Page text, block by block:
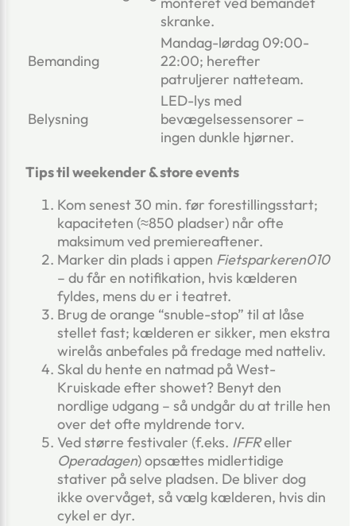
skranke.
Bemanding
Mandag-lørdag 09:00-
22:00; herefter
patruljerer natteteam.
Belysning
LED-lys med
bevægelsessensorer –
ingen dunkle hjørner.
Tips til weekender & store events
Kom senest 30 min. før forestillingsstart;
kapaciteten (≈850 pladser) når ofte
maksimum ved premiereaftener.
Marker din plads i appen Fietsparkeren010
– du får en notifikation, hvis kælderen
fyldes, mens du er i teatret.
Brug de orange “snuble-stop” til at låse
stellet fast; kælderen er sikker, men ekstra
wirelås anbefales på fredage med natteliv.
Skal du hente en natmad på West-
Kruiskade efter showet? Benyt den
nordlige udgang – så undgår du at trille hen
over det ofte myldrende torv.
Ved større festivaler (f.eks. IFFReller
Operadagen) opsættes midlertidige
stativer på selve pladsen. De bliver dog
ikke overvåget, så vælg kælderen, hvis din
cykel er dyr.